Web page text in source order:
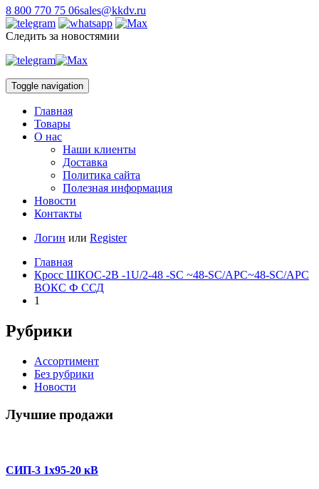
8 800 770 75 06sales@kkdv.ru
Следить за новостямии
Toggle navigation
Главная
Товары
О нас
Наши клиенты
Доставка
Политика сайта
Полезная информация
Новости
Контакты
Логин или Register
Главная
Кросс ШКОС-2В -1U/2-48 -SC ~48-SC/APC~48-SC/APC
ВОКС Ф ССД
1
Рубрики
Ассортимент
Без рубрики
Новости
Лучшие продажи
СИП-3 1x95-20 кВ